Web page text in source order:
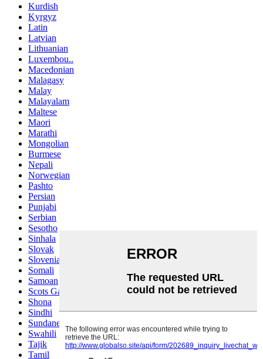
Kurdish
Kyrgyz
Latin
Latvian
Lithuanian
Luxembou..
Macedonian
Malagasy
Malay
Malayalam
Maltese
Maori
Marathi
Mongolian
Burmese
Nepali
Norwegian
Pashto
Persian
Punjabi
Serbian
Sesotho
Sinhala
Slovak
Slovenian
Somali
Samoan
Scots Gaelic
Shona
Sindhi
Sundanese
Swahili
Tajik
Tamil